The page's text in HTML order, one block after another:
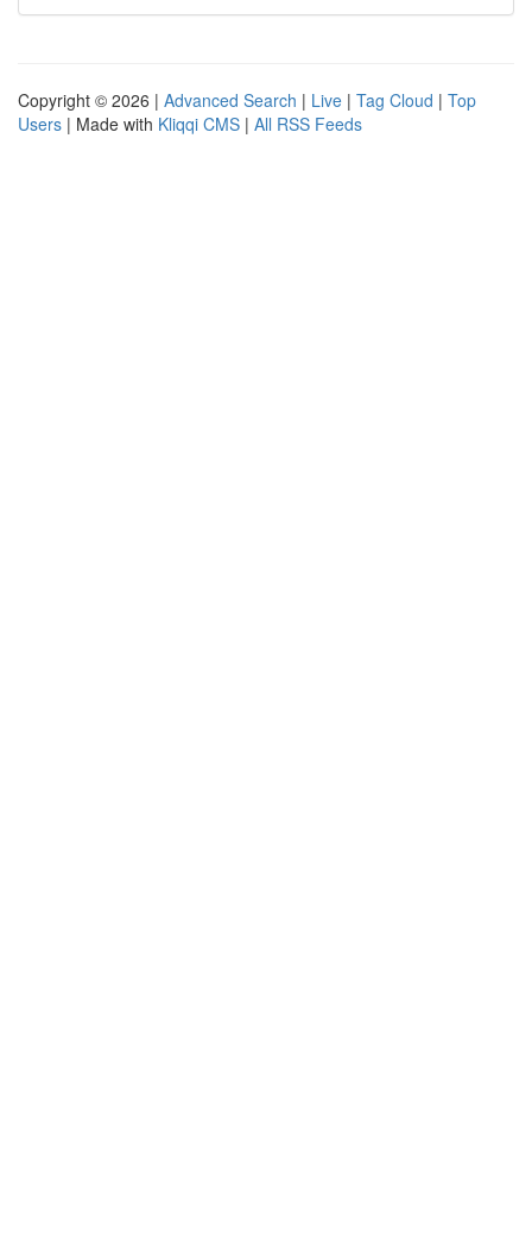
Copyright © 2026 | Advanced Search | Live | Tag Cloud | Top
Users | Made with Kliqqi CMS | All RSS Feeds